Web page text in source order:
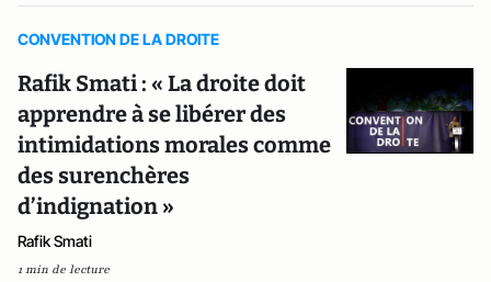
CONVENTION DE LA DROITE
Rafik Smati : « La droite doit
apprendre à se libérer des
intimidations morales comme
des surenchères
d’indignation »
Rafik Smati
1 min de lecture